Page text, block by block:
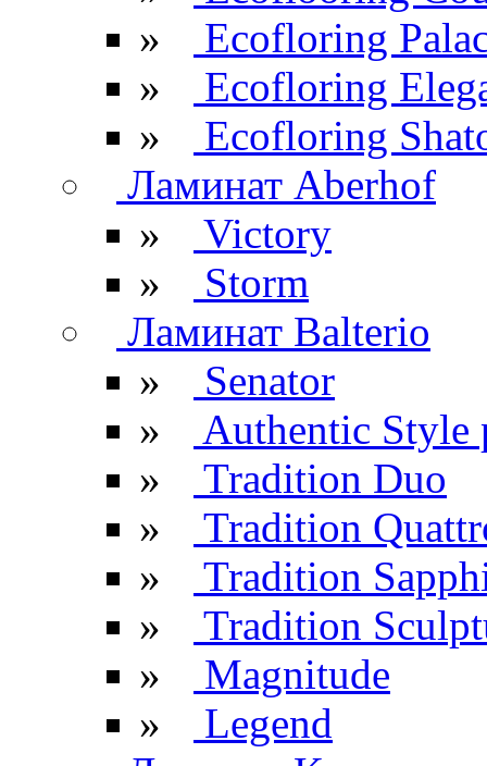
»
Ecofloring
»
Ecofloring
»
Ecofloring
Ламинат Aberhof
»
Victory
»
Storm
Ламинат Balterio
»
Senator
»
Authentic Style
»
Tradition Duo
»
Tradition
»
Tradition
»
Tradition
»
Magnitude
»
Legend